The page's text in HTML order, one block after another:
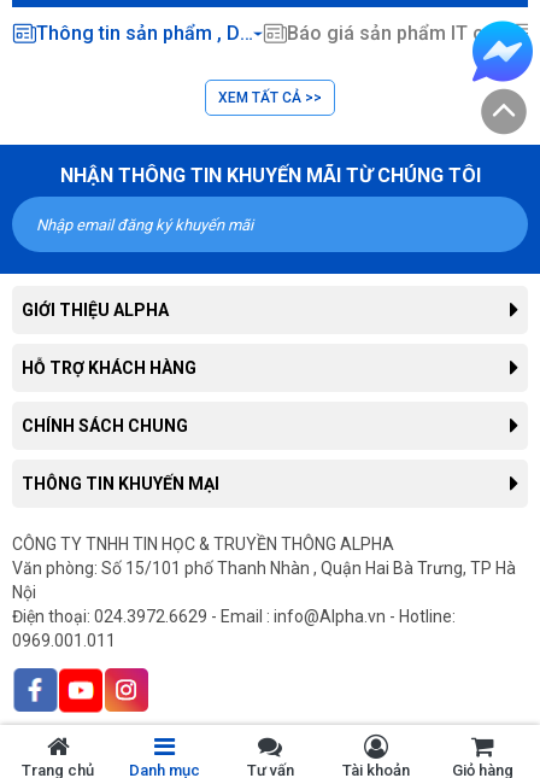
Thông tin sản phẩm , Dịch vụ CNTT ... Báo giá sản phẩm IT chính hãng
XEM TẤT CẢ >>
Trang chủ Danh mục Tư vấn Tài khoản Giỏ hàng
NHẬN THÔNG TIN KHUYẾN MÃI TỪ CHÚNG TÔI
GIỚI THIỆU ALPHA
Giới thiệu công ty
Thông tin tuyển dụng
Tin tức
HỖ TRỢ KHÁCH HÀNG
Tra cứu đơn hàng
Hướng dẫn thanh toán
In hóa đơn điện tử
Gửi yêu cầu bảo hành
Góp ý, Khiếu Nại
CHÍNH SÁCH CHUNG
Chính sách, quy định chung
Chính sách bảo hành
Chính sách cho doanh nghiệp
Chính sách hàng chính hãng
Chính sách nhập lại tính phí
Bảo mật thông tin khách hàng
THÔNG TIN KHUYẾN MẠI
Thông tin khuyến mại
Sản phẩm khuyến mại
Sản phẩm mới
CÔNG TY TNHH TIN HỌC & TRUYỀN THÔNG ALPHA
Văn phòng: Số 15/101 phố Thanh Nhàn , Quận Hai Bà Trưng, TP Hà
Nội
Điện thoại: 024.3972.6629 - Email : info@Alpha.vn - Hotline:
0969.001.011